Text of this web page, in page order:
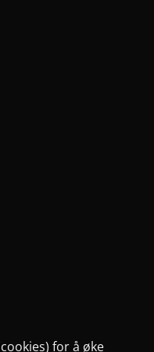
for å øke